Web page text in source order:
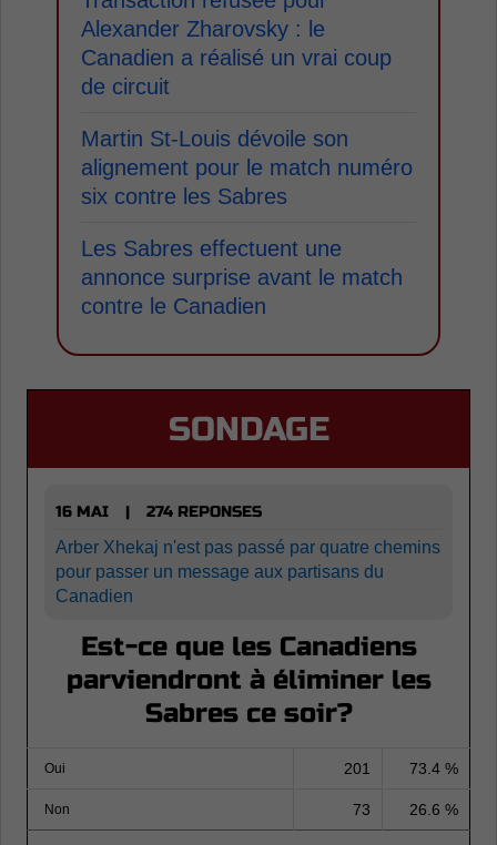
Alexander Zharovsky : le
Canadien a réalisé un vrai coup
de circuit
Martin St-Louis dévoile son
alignement pour le match numéro
six contre les Sabres
Les Sabres effectuent une
annonce surprise avant le match
contre le Canadien
SONDAGE
16 MAI |
274 REPONSES
Arber Xhekaj n'est pas passé par quatre chemins
pour passer un message aux partisans du
Canadien
Est-ce que les Canadiens
parviendront à éliminer les
Sabres ce soir?
Oui 201 73.4 %
Non 73 26.6 %